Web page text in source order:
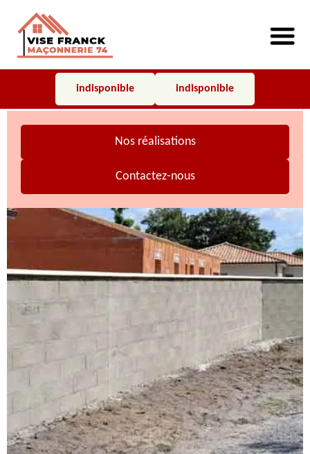
indisponible indisponible
Nos réalisations
Contactez-nous